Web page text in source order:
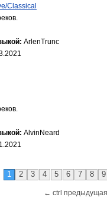
Classical
ArlenTrunc
AlvinNeard
1 2 3 4 5 6 7 8 9
← ctrl